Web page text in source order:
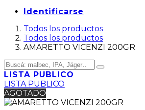
Identificarse
Todos los productos
Todos los productos
AMARETTO VICENZI 200GR
LISTA PUBLICO
LISTA PUBLICO
AGOTADO